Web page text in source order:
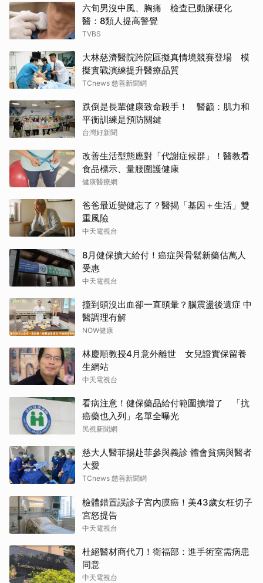
六旬男沒中風、胸痛 檢查已動脈硬化
醫：8類人提高警覺
TVBS
大林慈濟醫院跨院區擬真情境競賽登場 模
擬實戰演練提升醫療品質
TCnews 慈善新聞網
跌倒是長輩健康致命殺手！ 醫籲：肌力和
平衡訓練是預防關鍵
台灣好新聞
改善生活型態應對「代謝症候群」！醫教看
食品標示、量腰圍護健康
健康醫療網
爸爸最近變健忘了？醫揭「基因＋生活」雙
重風險
中天電視台
8月健保擴大給付！癌症與骨鬆新藥估萬人
受惠
中天電視台
撞到頭沒出血卻一直頭暈？腦震盪後遺症 中
醫調理有解
NOW健康
林慶順教授4月意外離世 女兒證實保留養
生網站
中天電視台
看病注意！健保藥品給付範圍擴增了 「抗
癌藥也入列」名單全曝光
民視新聞網
慈大人醫菲揚赴菲參與義診 體會貧病與醫者
大愛
TCnews 慈善新聞網
檢體錯置誤診子宮內膜癌！美43歲女枉切子
宮怒提告
中天電視台
杜絕醫材商代刀！衛福部：進手術室需病患
同意
中天電視台